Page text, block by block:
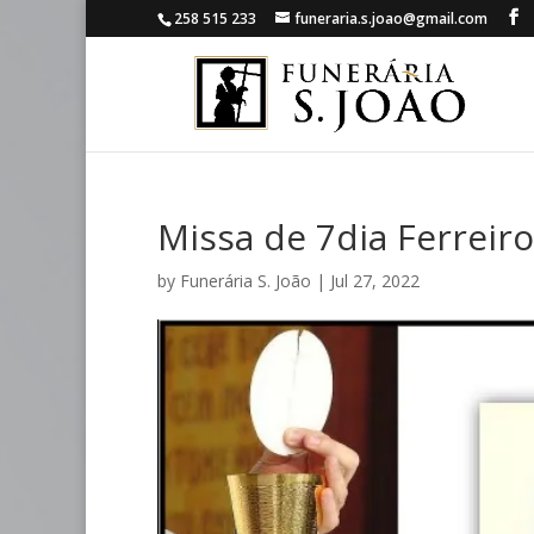
258 515 233 funeraria.s.joao@gmail.com
Missa de 7dia
by Funerária S. João | Jul 27, 2022